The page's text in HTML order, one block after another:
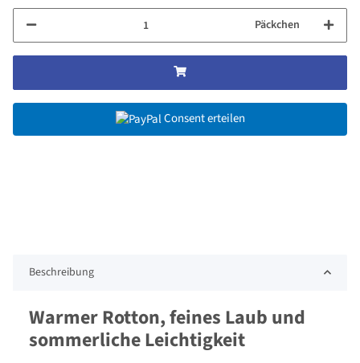
Päckchen
Consent erteilen
Beschreibung
Warmer Rotton, feines Laub und
sommerliche Leichtigkeit